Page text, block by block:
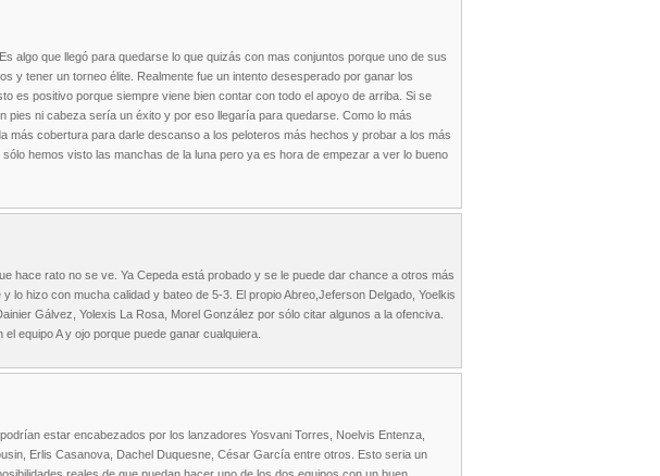
algo que llegó para quedarse lo que quizás con mas conjuntos porque uno de sus
y tener un torneo élite. Realmente fue un intento desesperado por ganar los
es positivo porque siempre viene bien contar con todo el apoyo de arriba. Si se
pies ni cabeza sería un éxito y por eso llegaría para quedarse. Como lo más
más cobertura para darle descanso a los peloteros más hechos y probar a los más
hemos visto las manchas de la luna pero ya es hora de empezar a ver lo bueno
hace rato no se ve. Ya Cepeda está probado y se le puede dar chance a otros más
lo hizo con mucha calidad y bateo de 5-3. El propio Abreo,Jeferson Delgado, Yoelkis
Gálvez, Yolexis La Rosa, Morel González por sólo citar algunos a la ofenciva.
equipo A y ojo porque puede ganar cualquiera.
estar encabezados por los lanzadores Yosvani Torres, Noelvis Entenza,
Erlis Casanova, Dachel Duquesne, César García entre otros. Esto seria un